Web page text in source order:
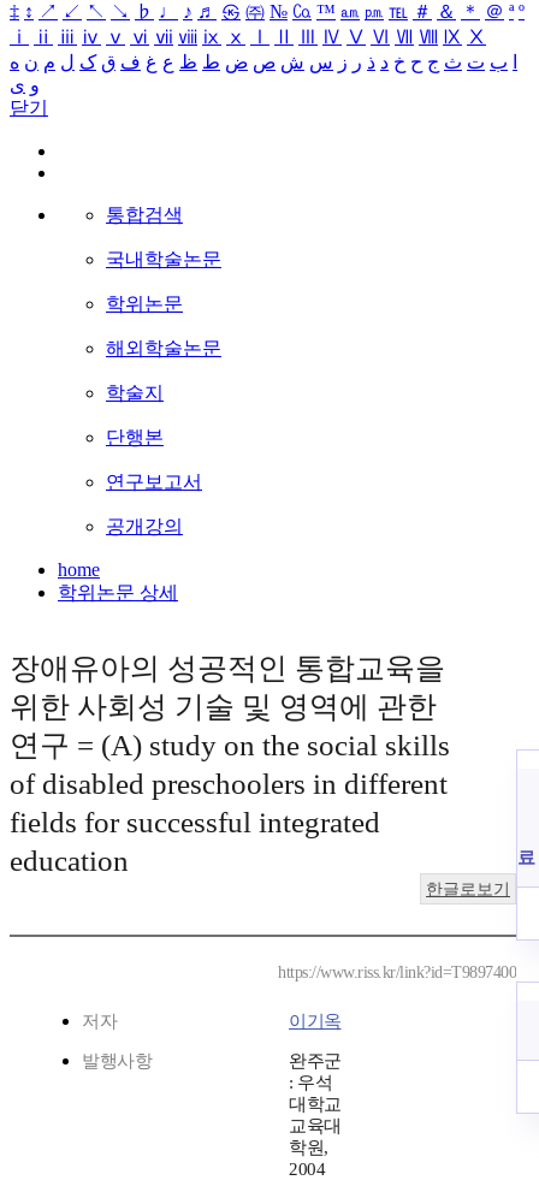
‡ ↕ ↗ ↙ ↖ ↘ ♭ ♩ ♪ ♬ ㉿ ㈜ № ㏇ ™ ㏂ ㏘ ℡ ＃ ＆ ＊ ＠ ª º
ⅰ
ⅱ ⅲ ⅳ ⅴ ⅵ ⅶ ⅷ ⅸ ⅹ Ⅳ Ⅴ Ⅵ Ⅶ Ⅷ Ⅸ Ⅹ
ب ت ث ج ح خ د ذ ر ز س ش ص ض ط ظ ع غ ف ق ک ل م ن ه
و ی
닫기
통합검색
국내학술논문
학위논문
해외학술논문
학술지
단행본
연구보고서
공개강의
home
학위논문 상세
장애유아의 성공적인 통합교육을
위한 사회성 기술 및 영역에 관한
연구 = (A) study on the social skills
of disabled preschoolers in different
fields for successful integrated
education
한글로보기
https://www.riss.kr/link?id=T9897400
저자 이기옥
발행사항
완주군
: 우석
대학교
교육대
학원,
2004
료